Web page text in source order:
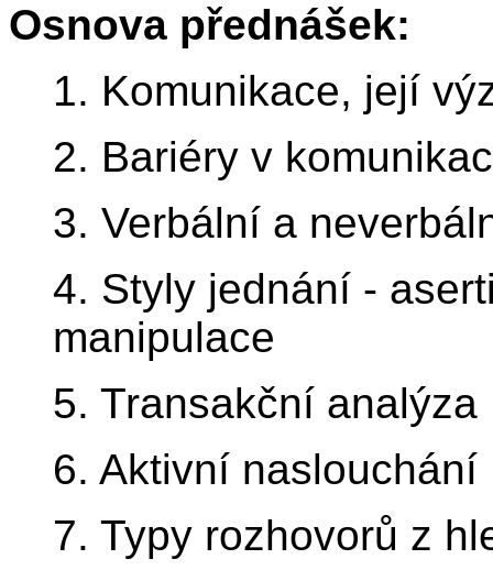
Osnova přednášek:
1. Komunikace, její
2. Bariéry v
3. Verbální a
4. Styly jednání -
manipulace
5. Transakční analýza
6. Aktivní naslouchání
7. Typy rozhovorů z